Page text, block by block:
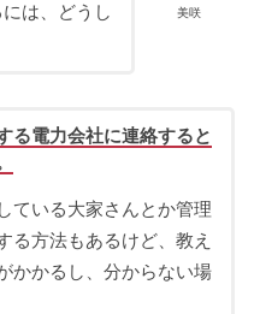
美咲
は、どうし
る電力会社に連絡すると
ている大家さんとか管理
る方法もあるけど、教え
かかるし、分からない場